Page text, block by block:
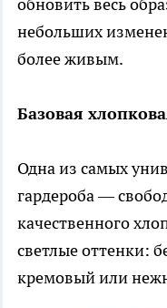
небольших
более живым.
Базовая
Одна из самых
гардероба —
качественного
светлые оттенки:
кремовый или